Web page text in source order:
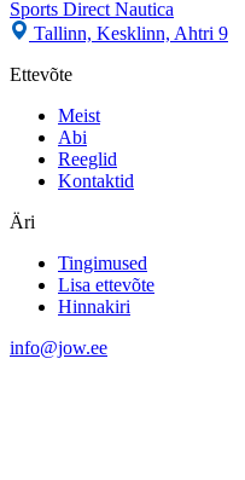
Sports Direct Nautica
Tallinn, Kesklinn, Ahtri 9
Ettevõte
Meist
Abi
Reeglid
Kontaktid
Äri
Tingimused
Lisa ettevõte
Hinnakiri
info@jow.ee